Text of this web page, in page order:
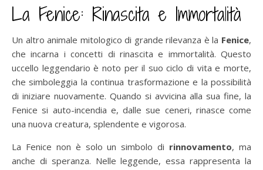
La Fenice: Rinascita e Immortalità
Un altro animale mitologico di grande rilevanza è la Fenice,
che incarna i concetti di rinascita e immortalità. Questo
uccello leggendario è noto per il suo ciclo di vita e morte,
che simboleggia la continua trasformazione e la possibilità
di iniziare nuovamente. Quando si avvicina alla sua fine, la
Fenice si auto-incendia e, dalle sue ceneri, rinasce come
una nuova creatura, splendente e vigorosa.
La Fenice non è solo un simbolo di rinnovamento, ma
anche di speranza. Nelle leggende, essa rappresenta la